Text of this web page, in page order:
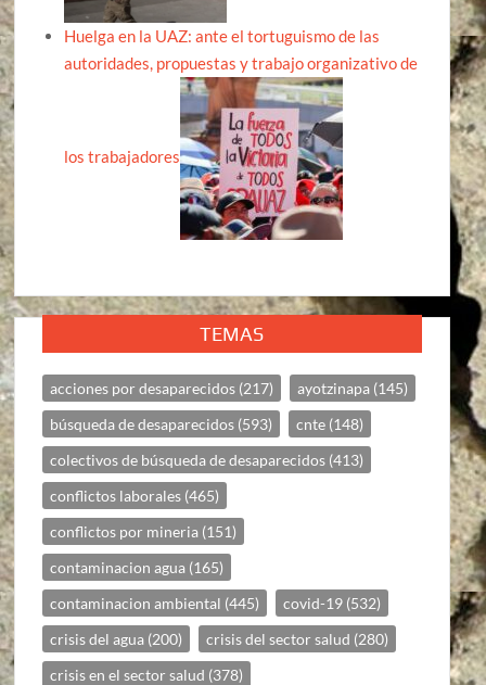
Huelga en la UAZ: ante el tortuguismo de las
autoridades, propuestas y trabajo organizativo de
los trabajadores
TEMAS
acciones por desaparecidos (217) ayotzinapa (145)
búsqueda de desaparecidos (593) cnte (148)
colectivos de búsqueda de desaparecidos (413)
conflictos laborales (465)
conflictos por mineria (151)
contaminacion agua (165)
contaminacion ambiental (445) covid-19 (532)
crisis del agua (200) crisis del sector salud (280)
crisis en el sector salud (378)